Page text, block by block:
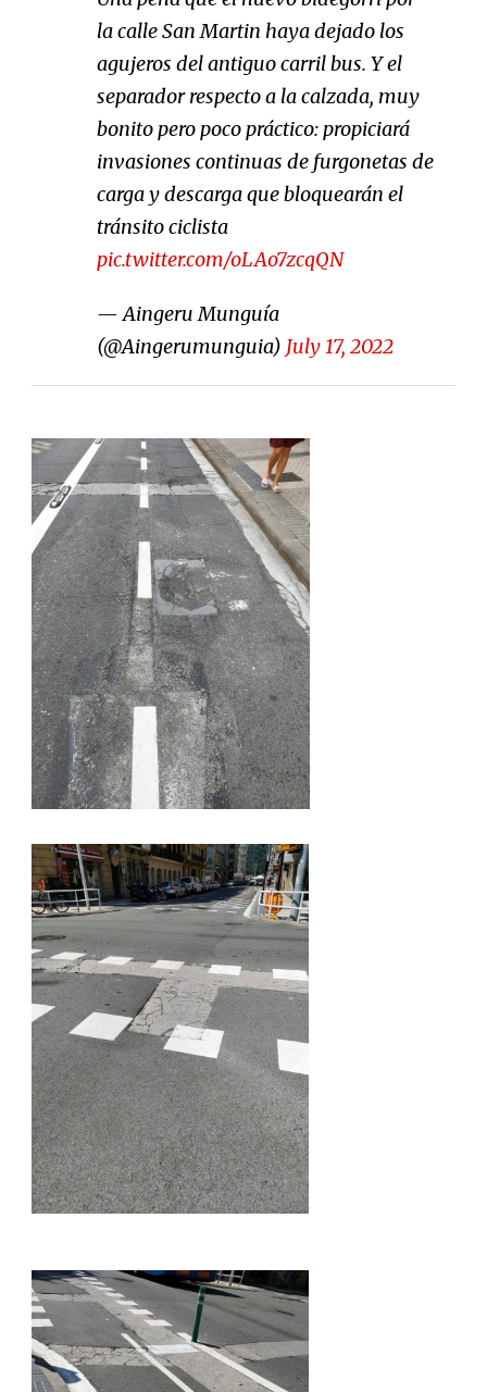
la calle San Martin haya dejado los
agujeros del antiguo carril bus. Y el
separador respecto a la calzada, muy
bonito pero poco práctico: propiciará
invasiones continuas de furgonetas de
carga y descarga que bloquearán el
tránsito ciclista
pic.twitter.com/oLAo7zcqQN
— Aingeru Munguía
(@Aingerumunguia) July 17, 2022